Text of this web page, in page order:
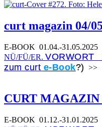
curt magazin 04/
E-BOOK 01.04.-31.05.2025
NÜ/FÜ/ER. VORWORT
zum curt e-Book?) >>
CURT MAGAZIN
E-BOOK 01.12.-31.01.2025